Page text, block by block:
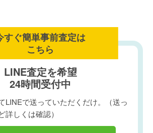
すぐ簡単事前査定は
こちら
LINE査定を希望
24時間受付中
LINEで送っていただくだけ。（送っ
詳しくは確認）